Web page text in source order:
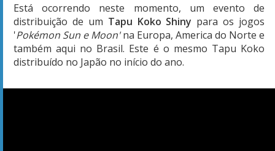
Está ocorrendo neste momento, um evento de
distribuição de um Tapu Koko Shiny para os jogos
'Pokémon Sun e Moon'na Europa, America do Norte e
também aqui no Brasil. Este é o mesmo Tapu Koko
distribuído no Japão no início do ano.